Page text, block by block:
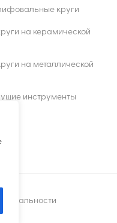
круги
на керамической
на металлической
инструменты